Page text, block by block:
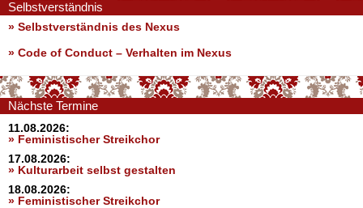
Selbstverständnis
» Selbstverständnis des Nexus
» Code of Conduct – Verhalten im Nexus
Nächste Termine
11.08.2026:
» Feministischer Streikchor
17.08.2026:
» Kulturarbeit selbst gestalten
18.08.2026:
» Feministischer Streikchor